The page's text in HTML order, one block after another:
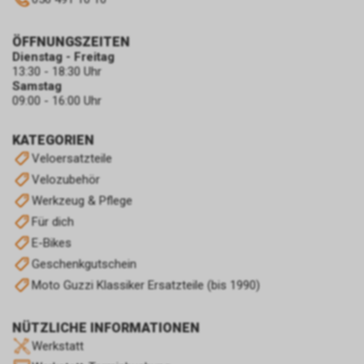
KATEGORIEN
Veloersatzteile
Velozubehör
Werkzeug & Pflege
Für dich
E-Bikes
Geschenkgutschein
Moto Guzzi Klassiker Ersatzteile (bis 1990)
NÜTZLICHE INFORMATIONEN
Werkstatt
ÖFFNUNGSZEITEN
Dienstag - Freitag
13:30 - 18:30 Uhr
Samstag
09:00 - 16:00 Uhr